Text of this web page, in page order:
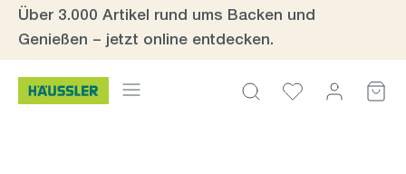
Zum Hauptinhalt springen
Über 3.000 Artikel rund ums Backen und
Genießen – jetzt online entdecken.